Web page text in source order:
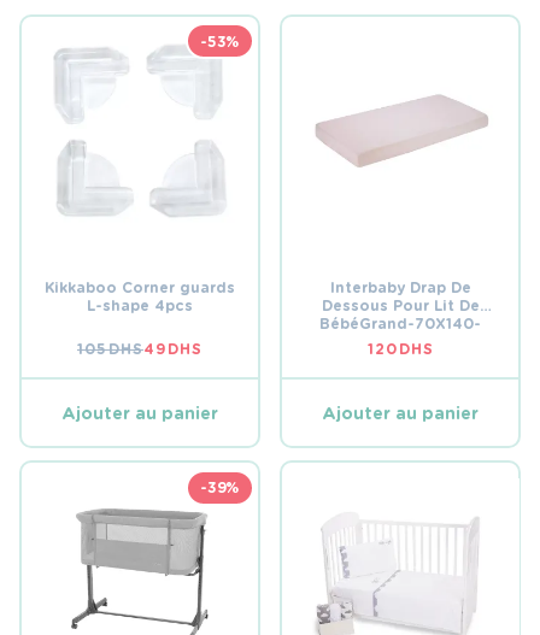
-53%
Kikkaboo Corner guards
L-shape 4pcs
105DHSLE
PRIX
ÉTAIT :
49 DHS
LE
PRIX
EST :
Ajouter au panier
Interbaby Drap De
Dessous Pour Lit De
BébéGrand-70X140-
Popelin 100% Coton-
Rose
120 DHS
Ajouter au panier
-39%